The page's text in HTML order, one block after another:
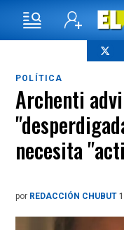
POLÍTICA
Archenti
necesita
por REDACCIÓN CHUBUT